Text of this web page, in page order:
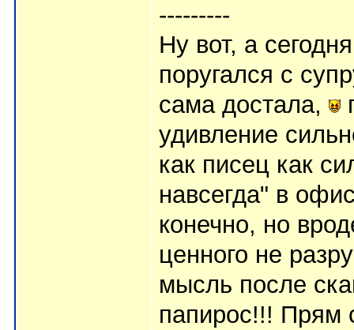
---------
Ну вот, а
поругался с
сама достала,
удивление
как писец как
навсегда" в
конечно, но
ценного не
мысль после
папирос!!! Прям